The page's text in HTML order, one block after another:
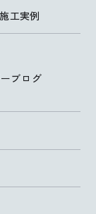
工実例
ブログ